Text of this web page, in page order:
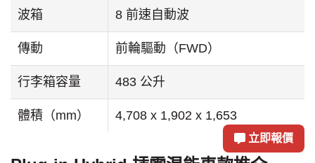
扭力 300 Nm
波箱 8 前速自動波
傳動 前輪驅動（FWD）
行李箱容量 483 公升
4,708 x 1,902 x 1,653 立即報價